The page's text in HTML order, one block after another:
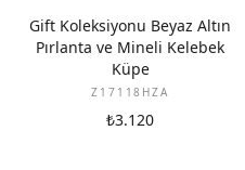
YENI
Gift Koleksiyonu Beyaz Altın
Pırlanta ve Mineli Kelebek
Küpe
Z17118HZA
₺3.120